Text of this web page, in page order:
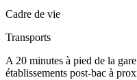
Cadre de vie
Transports
A 20 minutes à pied de la
établissements post-bac à